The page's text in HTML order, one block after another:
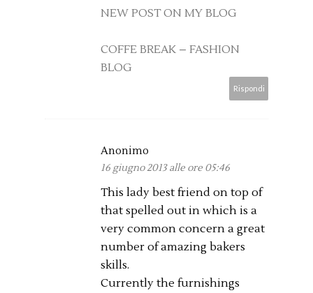
NEW POST ON MY BLOG
COFFE BREAK – FASHION
BLOG
Rispondi
Anonimo
16 giugno 2013 alle ore 05:46
This lady best friend on top of
that spelled out in which is a
very common concern a great
number of amazing bakers
skills.
Currently the furnishings